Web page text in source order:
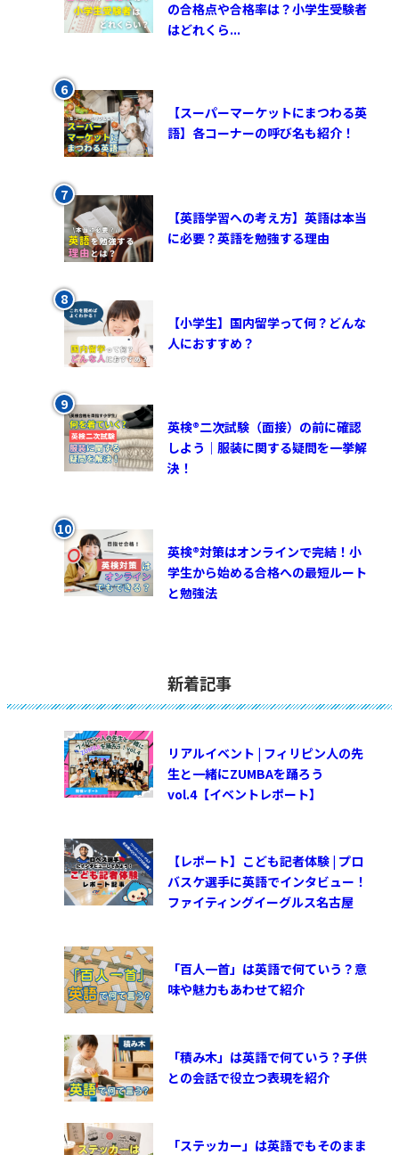
の合格点や合格率は？小学生受験者
はどれくら...
【スーパーマーケットにまつわる英
語】各コーナーの呼び名も紹介！
【英語学習への考え方】英語は本当
に必要？英語を勉強する理由
【小学生】国内留学って何？どんな
人におすすめ？
英検®︎二次試験（面接）の前に確認
しよう｜服装に関する疑問を一挙解
決！
英検®対策はオンラインで完結！小
学生から始める合格への最短ルート
と勉強法
新着記事
リアルイベント | フィリピン人の先
生と一緒にZUMBAを踊ろう
vol.4【イベントレポート】
【レポート】こども記者体験 | プロ
バスケ選手に英語でインタビュー！
ファイティングイーグルス名古屋
「百人一首」は英語で何ていう？意
味や魅力もあわせて紹介
「積み木」は英語で何ていう？子供
との会話で役立つ表現を紹介
「ステッカー」は英語でもそのまま